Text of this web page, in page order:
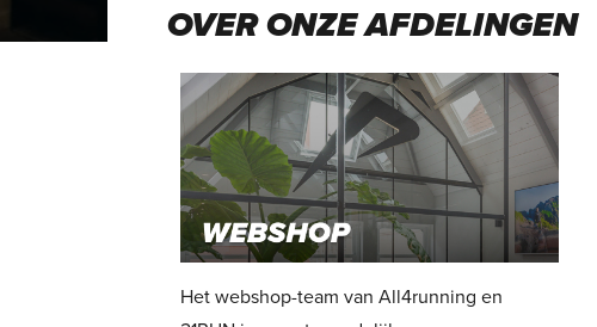
OVER ONZE AFDELINGEN
Het webshop-team van All4running en